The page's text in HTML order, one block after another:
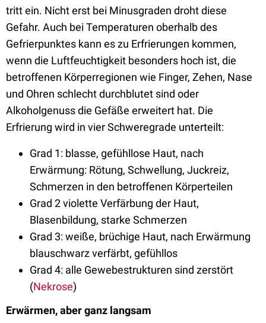
tritt ein. Nicht erst bei Minusgraden droht diese
Gefahr. Auch bei Temperaturen oberhalb des
Gefrierpunktes kann es zu Erfrierungen kommen,
wenn die Luftfeuchtigkeit besonders hoch ist, die
betroffenen Körperregionen wie Finger, Zehen, Nase
und Ohren schlecht durchblutet sind oder
Alkoholgenuss die Gefäße erweitert hat. Die
Erfrierung wird in vier Schweregrade unterteilt:
Grad 1: blasse, gefühllose Haut, nach
Erwärmung: Rötung, Schwellung, Juckreiz,
Schmerzen in den betroffenen Körperteilen
Grad 2 violette Verfärbung der Haut,
Blasenbildung, starke Schmerzen
Grad 3: weiße, brüchige Haut, nach Erwärmung
blauschwarz verfärbt, gefühllos
Grad 4: alle Gewebestrukturen sind zerstört
(Nekrose)
Erwärmen, aber ganz langsam